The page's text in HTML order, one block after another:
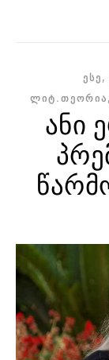
ᲔᲡᲔ,
ᲚᲘᲢ.ᲗᲔᲝᲠᲘᲐ,
ანი